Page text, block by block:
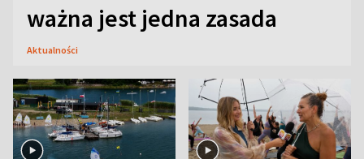
ważna jest jedna zasada
Aktualności